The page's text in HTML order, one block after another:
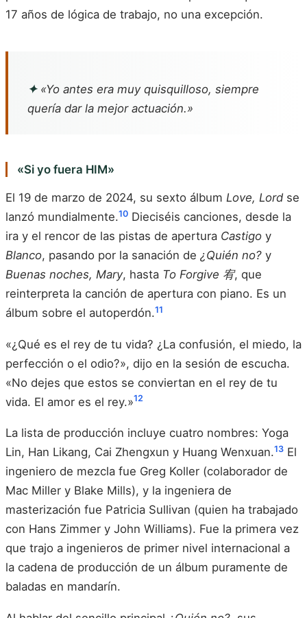
17 años de lógica de trabajo, no una excepción.
✦«Yo antes era muy quisquilloso, siempre
quería dar la mejor actuación.»
«Si yo fuera HIM»
El 19 de marzo de 2024, su sexto álbum Love, Lord se
lanzó mundialmente.10 Dieciséis canciones, desde la
ira y el rencor de las pistas de apertura Castigo y
Blanco, pasando por la sanación de ¿Quién no? y
Buenas noches, Mary, hasta To Forgive 宥, que
reinterpreta la canción de apertura con piano. Es un
álbum sobre el autoperdón.11
«¿Qué es el rey de tu vida? ¿La confusión, el miedo, la
perfección o el odio?», dijo en la sesión de escucha.
«No dejes que estos se conviertan en el rey de tu
vida. El amor es el rey.»12
La lista de producción incluye cuatro nombres: Yoga
Lin, Han Likang, Cai Zhengxun y Huang Wenxuan.13 El
ingeniero de mezcla fue Greg Koller (colaborador de
Mac Miller y Blake Mills), y la ingeniera de
masterización fue Patricia Sullivan (quien ha trabajado
con Hans Zimmer y John Williams). Fue la primera vez
que trajo a ingenieros de primer nivel internacional a
la cadena de producción de un álbum puramente de
baladas en mandarín.